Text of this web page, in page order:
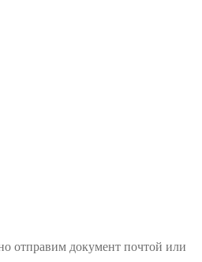
отправим документ почтой или